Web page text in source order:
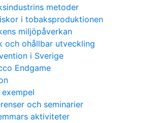
metoder
i tobaksproduktionen
miljöpåverkan
och ohållbar utveckling
i Sverige
Endgame
exempel
och seminarier
aktiviteter